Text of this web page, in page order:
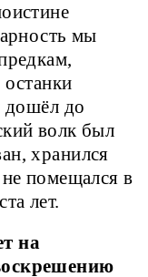
мы
дошёл до
волк был
хранился
помещался в
лет.
на